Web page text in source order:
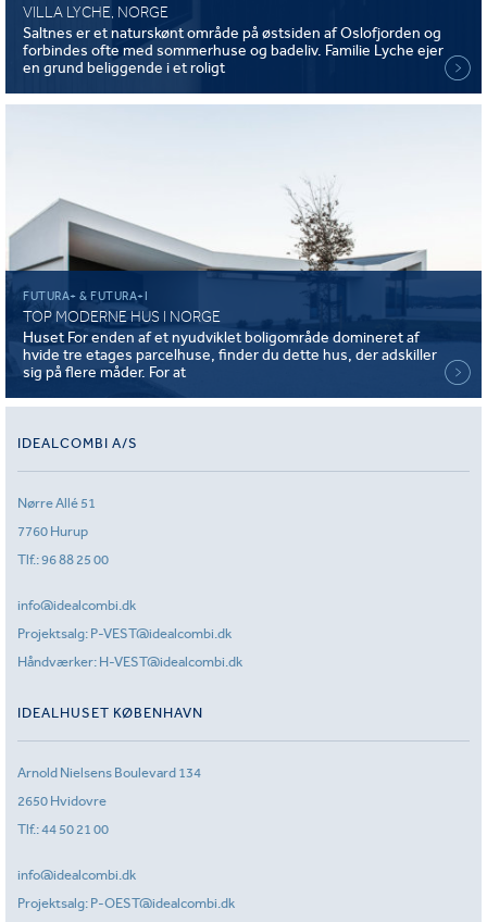
VILLA LYCHE, NORGE
Saltnes er et naturskønt område på østsiden af ​​Oslofjorden og
forbindes ofte med sommerhuse og badeliv. Familie Lyche ejer
en grund beliggende i et roligt
FUTURA+ & FUTURA+I
TOP MODERNE HUS I NORGE
Huset For enden af et nyudviklet boligområde domineret af
hvide tre etages parcelhuse, finder du dette hus, der adskiller
sig på flere måder. For at
IDEALCOMBI A/S
Nørre Allé 51
7760 Hurup
Tlf.:96 88 25 00
info@idealcombi.dk
Projektsalg: P-VEST@idealcombi.dk
Håndværker: H-VEST@idealcombi.dk
IDEALHUSET KØBENHAVN
Arnold Nielsens Boulevard 134
2650 Hvidovre
Tlf.:44 50 21 00
info@idealcombi.dk
Projektsalg: P-OEST@idealcombi.dk